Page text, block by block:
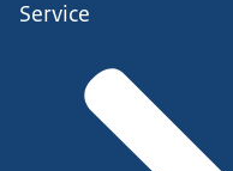
Service